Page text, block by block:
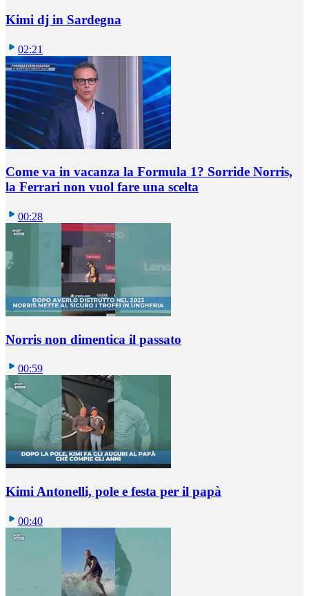
Kimi dj in Sardegna
02:21
Come va in vacanza la Formula 1? Sorride Norris,
la Ferrari non vuol fare una scelta
00:28
Norris non dimentica il passato
00:59
Kimi Antonelli, pole e festa per il papà
00:40